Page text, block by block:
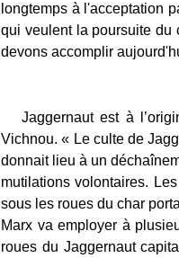
longtemps à l'acceptation
qui veulent la poursuite du
devons accomplir
Jaggernaut est à
Vichnou. « Le culte de
donnait lieu à un
mutilations volontaires.
sous les roues du char
Marx va employer à
roues du Jaggernaut